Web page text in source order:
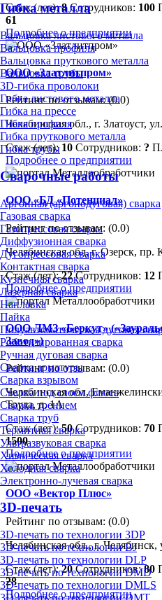
Гибка металла
Вальцовка листового металла
Вальцовка профиля
Вальцовка пруткового металла
Вальцовка трубы
3D-гибка проволоки
Гибка листового металла
Гибка на прессе
Гибка профиля
Гибка пруткового металла
Гибка трубы
Сварочные работы
Аргонная (аргонодуговая) сварка
Газовая сварка
Газопрессовая сварка
Диффузионная сварка
Дугопрессовая сварка
Контактная сварка
Кузнечная сварка
Лазерная сварка
Наплавка
Пайка
Полуавтоматическая дуговая
Роботизированная сварка
Ручная дуговая сварка
Сварка арматуры
Сварка взрывом
Сварка под слоем флюса
Сварка трением
Сварка труб
Термитная сварка
Ультразвуковая сварка
Химическая сварка
Холодная сварка
Электронно-лучевая сварка
3D-печать
3D-печать по технологии 3DP
3D-печать по технологии BJ
3D-печать по технологии DLP
3D-печать по технологии DMD
3D-печать по технологии DMLS
3D-печать по технологии DMT
Стаж (лет):8 Сотрудников: 100
61
Подробнее о предприятии
ООО «Златлитпром»
Рейтинг по отзывам:(0.0)
Челябинская обл., г. Златоуст,
Стаж (лет):10 Сотрудников: ?
Подробнее о предприятии
ООО «БД «Потенциал»
Рейтинг по отзывам: (0.0)
Челябинская обл, г. Озерск, пр.
Стаж (лет):22 Сотрудников: 12
Подробнее о предприятии
ООО ЛМЗ «Беркут»
Завод»)
Рейтинг по отзывам: (0.0)
Челябинская обл,
Труда, д. 1А
Стаж (лет):50 Сотрудников: 70
1500
Подробнее о предприятии
ООО «Вектор Плюс»
Рейтинг по отзывам: (0.0)
Челябинская обл., г. Челябинск,
Стаж (лет):20 Сотрудников:80
28
Подробнее о предприятии